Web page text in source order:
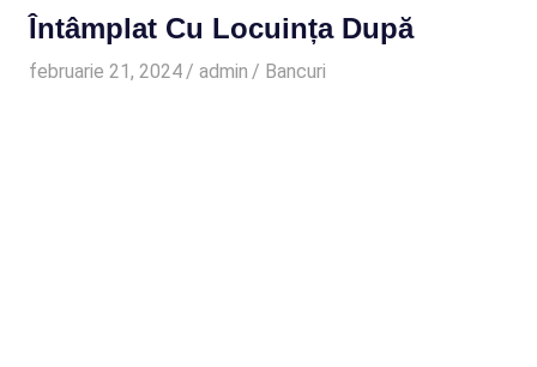
Întâmplat Cu Locuința După
februarie 21, 2024 admin Bancuri